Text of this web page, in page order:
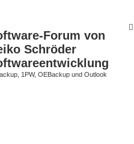
Forum von
Schröder
1PW, OEBackup und Outlook